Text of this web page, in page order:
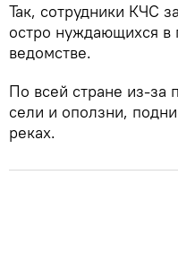
Так, сотрудники КЧС
остро нуждающихся
ведомстве.
По всей стране из-за
сели и оползни,
реках.